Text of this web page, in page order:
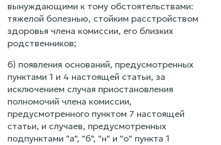
вынуждающими к тому обстоятельствами:
тяжелой болезнью, стойким расстройством
здоровья члена комиссии, его близких
родственников;
б) появления оснований, предусмотренных
пунктами 1 и 4 настоящей статьи, за
исключением случая приостановления
полномочий члена комиссии,
предусмотренного пунктом 7 настоящей
статьи, и случаев, предусмотренных
подпунктами "а", "б", "н" и "о" пункта 1